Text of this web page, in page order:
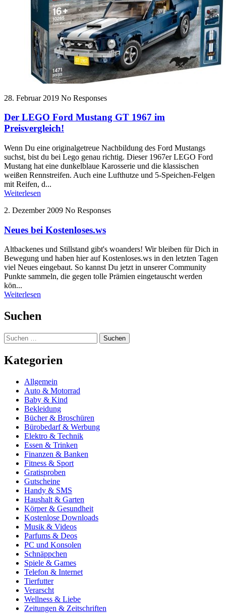
28. Februar 2019 No Responses
Der LEGO Ford Mustang GT 1967 im
Preisvergleich!
Wenn Du eine originalgetreue Nachbildung des Ford Mustangs
suchst, bist du bei Lego genau richtig. Dieser 1967er LEGO Ford
Mustang hat eine dunkelblaue Karosserie und die klassischen
weißen Rennstreifen. Auch eine Lufthutze und 5-Speichen-Felgen
mit Reifen, d...
Weiterlesen
2. Dezember 2009 No Responses
Neues bei Kostenloses.ws
Altbackenes und Stillstand gibt's woanders! Wir bleiben für Dich in
Bewegung und haben hier auf Kostenloses.ws in den letzten Tagen
viel Neues eingebaut. So kannst Du jetzt in unserer Community
Punkte sammeln, die gegen tolle Prämien eingetauscht werden
kön...
Weiterlesen
Suchen
Suchen
nach:
Kategorien
Allgemein
Auto & Motorrad
Baby & Kind
Bekleidung
Bücher & Broschüren
Bürobedarf & Werbung
Elektro & Technik
Essen & Trinken
Finanzen & Banken
Fitness & Sport
Gratisproben
Gutscheine
Handy & SMS
Haushalt & Garten
Körper & Gesundheit
Kostenlose Downloads
Musik & Videos
Parfums & Deos
PC und Konsolen
Schnäppchen
Spiele & Games
Telefon & Internet
Tierfutter
Verarscht
Wellness & Liebe
Zeitungen & Zeitschriften